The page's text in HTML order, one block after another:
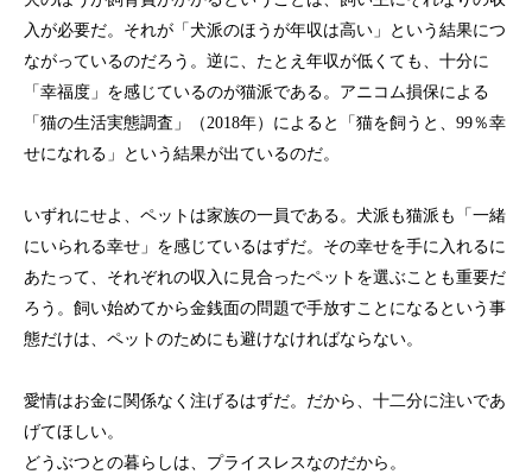
入が必要だ。それが「犬派のほうが年収は高い」という結果につ
ながっているのだろう。逆に、たとえ年収が低くても、十分に
「幸福度」を感じているのが猫派である。アニコム損保による
「猫の生活実態調査」（2018年）によると「猫を飼うと、99％幸
せになれる」という結果が出ているのだ。
いずれにせよ、ペットは家族の一員である。犬派も猫派も「一緒
にいられる幸せ」を感じているはずだ。その幸せを手に入れるに
あたって、それぞれの収入に見合ったペットを選ぶことも重要だ
ろう。飼い始めてから金銭面の問題で手放すことになるという事
態だけは、ペットのためにも避けなければならない。
愛情はお金に関係なく注げるはずだ。だから、十二分に注いであ
げてほしい。
どうぶつとの暮らしは、プライスレスなのだから。